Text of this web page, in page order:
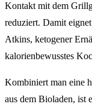
Kontakt mit dem
reduziert. Damit
Atkins, ketogener
kalorienbewusstes
Kombiniert man eine
aus dem Bioladen, ist